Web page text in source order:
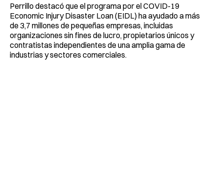
Perrillo destacó que el programa por el COVID-19
Economic Injury Disaster Loan (EIDL) ha ayudado a más
de 3,7 millones de pequeñas empresas, incluidas
organizaciones sin fines de lucro, propietarios únicos y
contratistas independientes de una amplia gama de
industrias y sectores comerciales.